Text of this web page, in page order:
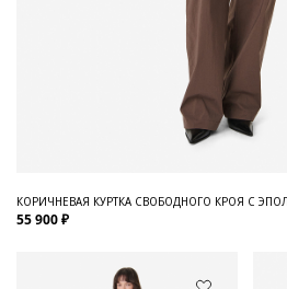
КОРИЧНЕВАЯ КУРТКА СВОБОДНОГО КРОЯ С
55 900 ₽